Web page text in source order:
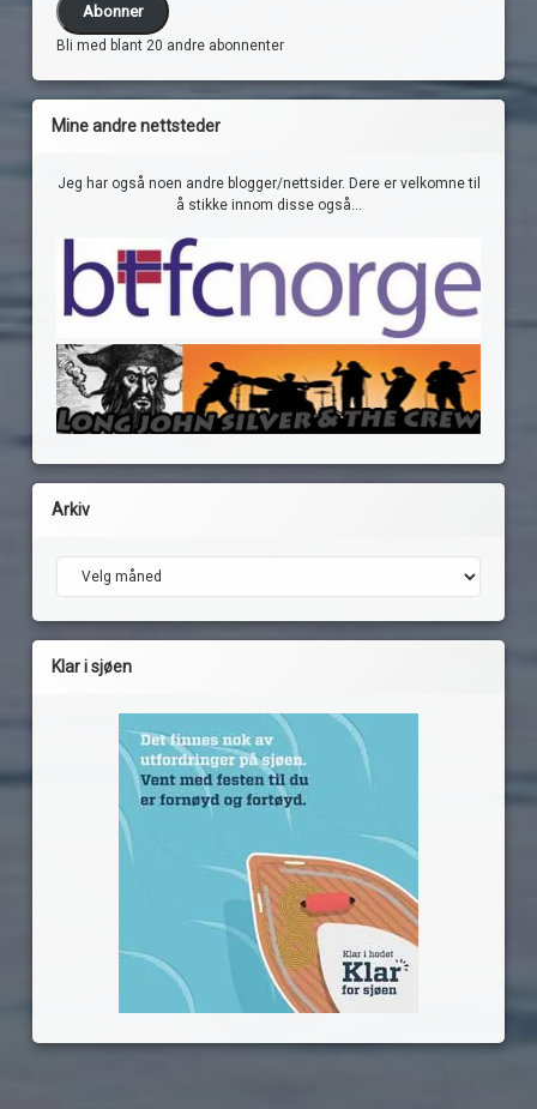
Abonner
Bli med blant 20 andre abonnenter
Mine andre nettsteder
Jeg har også noen andre blogger/nettsider. Dere er velkomne til
å stikke innom disse også...
Arkiv
Arkiv
Klar i sjøen